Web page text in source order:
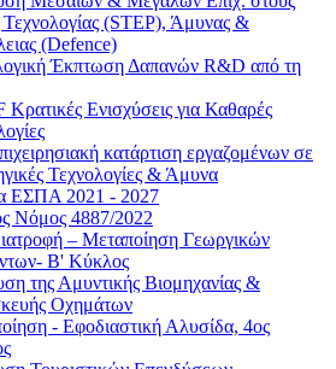
Τεχνολογίας (STEP), Άμυνας &
(Defence)
Έκπτωση Δαπανών R&D από τη
Ενισχύσεις για Καθαρές
κατάρτιση εργαζομένων σε
Τεχνολογίες & Άμυνα
ΕΣΠΑ 2021 - 2027
Νόμος 4887/2022
– Μεταποίηση Γεωργικών
Β' Κύκλος
της Αμυντικής Βιομηχανίας &
Οχημάτων
- Εφοδιαστική Αλυσίδα, 4ος